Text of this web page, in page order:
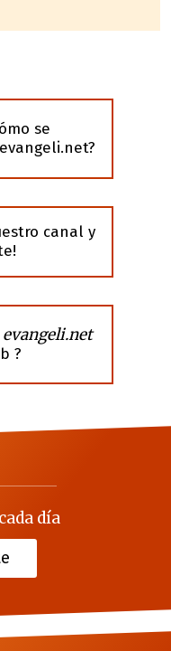
se
canal y
evangeli.net
?
día